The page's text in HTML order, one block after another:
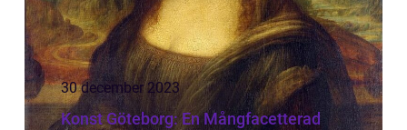
30 december 2023
Konst Göteborg: En Mångfacetterad